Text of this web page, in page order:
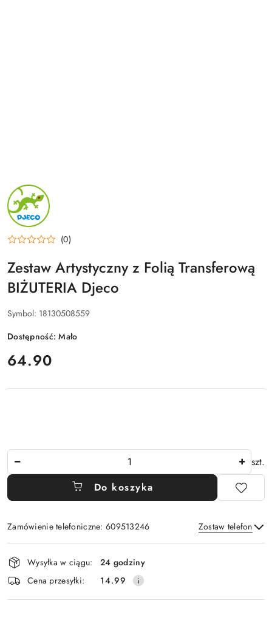
NAZWA
PRODUCENTA:
DJECO
(0)
Zestaw Artystyczny z Folią Transferową
BIŻUTERIA Djeco
Symbol: 18130508559
Dostępność:Mało
cena:
64.90
szt.
Do koszyka
Zamówienie telefoniczne: 609513246 Zostaw telefon
Wyślij
Dostępność
i
dostawa
Wysyłka w ciągu:
24 godziny
Cena przesyłki:
14.99